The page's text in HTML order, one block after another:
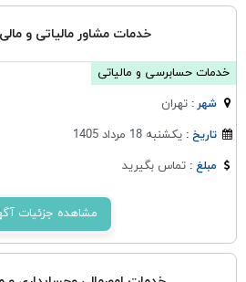
خدمات مشاور مالیاتی و
خدمات حسابرسی و مالیاتی
شهر :تهران
تاریخ :یکشنبه 18 مرداد 1405
مبلغ :تماس بگیرید
مشاهده جزئیات